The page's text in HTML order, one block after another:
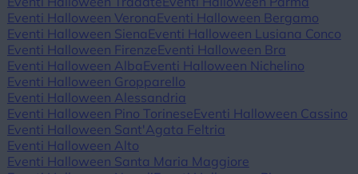
Eventi Halloween Verona Eventi Halloween Bergamo
Eventi Halloween Siena Eventi Halloween Lusiana Conco
Eventi Halloween FirenzeEventi Halloween Bra
Eventi Halloween Alba Eventi Halloween Nichelino
Eventi Halloween Gropparello
Eventi Halloween Alessandria
Eventi Halloween Pino TorineseEventi Halloween Cassino
Eventi Halloween Sant'Agata Feltria
Eventi Halloween Alto
Eventi Halloween Santa Maria Maggiore